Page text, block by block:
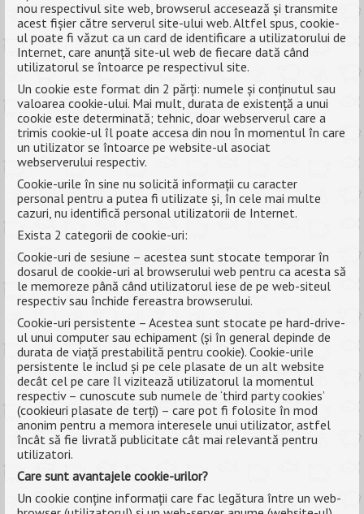
EVALUARE
CONTACT
nou respectivul site web, browserul accesează și transmite
acest fișier către serverul site-ului web. Altfel spus, cookie-
ul poate fi văzut ca un card de identificare a utilizatorului de
Internet, care anunță site-ul web de fiecare dată când
utilizatorul se întoarce pe respectivul site.
Un cookie este format din 2 părți: numele și conținutul sau
valoarea cookie-ului. Mai mult, durata de existență a unui
cookie este determinată; tehnic, doar webserverul care a
trimis cookie-ul îl poate accesa din nou în momentul în care
un utilizator se întoarce pe website-ul asociat
webserverului respectiv.
Cookie-urile în sine nu solicită informații cu caracter
personal pentru a putea fi utilizate și, în cele mai multe
cazuri, nu identifică personal utilizatorii de Internet.
Exista 2 categorii de cookie-uri:
Cookie-uri de sesiune – acestea sunt stocate temporar în
dosarul de cookie-uri al browserului web pentru ca acesta să
le memoreze până când utilizatorul iese de pe web-siteul
respectiv sau închide fereastra browserului.
Cookie-uri persistente – Acestea sunt stocate pe hard-drive-
ul unui computer sau echipament (și în general depinde de
durata de viață prestabilită pentru cookie). Cookie-urile
persistente le includ și pe cele plasate de un alt website
decât cel pe care îl vizitează utilizatorul la momentul
respectiv – cunoscute sub numele de ‘third party cookies’
(cookieuri plasate de terți) – care pot fi folosite în mod
anonim pentru a memora interesele unui utilizator, astfel
încât să fie livrată publicitate cât mai relevantă pentru
utilizatori.
Care sunt avantajele cookie-urilor?
Un cookie conține informații care fac legătura între un web-